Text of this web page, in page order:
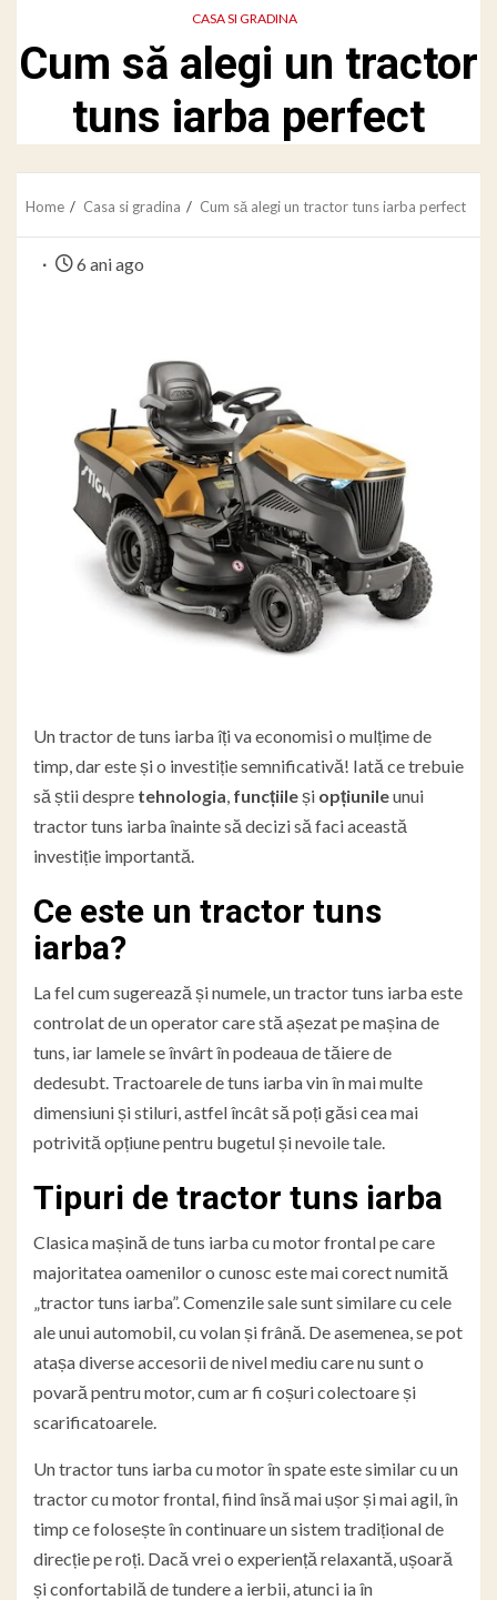
CASA SI GRADINA
Cum să alegi un tractor
tuns iarba perfect
Home Casa si gradina Cum să alegi un tractor tuns iarba perfect
6 ani ago
Un tractor de tuns iarba îți va economisi o mulțime de
timp, dar este și o investiție semnificativă! Iată ce trebuie
să știi despre tehnologia funcțiileși opțiunileunui
tractor tuns iarba înainte să decizi să faci această
investiție importantă.
Ce este un tractor tuns
iarba?
La fel cum sugerează și numele, un tractor tuns iarba este
controlat de un operator care stă așezat pe mașina de
tuns, iar lamele se învârt în podeaua de tăiere de
dedesubt. Tractoarele de tuns iarba vin în mai multe
dimensiuni și stiluri, astfel încât să poți găsi cea mai
potrivită opțiune pentru bugetul și nevoile tale.
Tipuri de tractor tuns iarba
Clasica mașină de tuns iarba cu motor frontal pe care
majoritatea oamenilor o cunosc este mai corect numită
„tractor tuns iarba”. Comenzile sale sunt similare cu cele
ale unui automobil, cu volan și frână. De asemenea, se pot
atașa diverse accesorii de nivel mediu care nu sunt o
povară pentru motor, cum ar fi coșuri colectoare și
scarificatoarele.
Un tractor tuns iarba cu motor în spate este similar cu un
tractor cu motor frontal, fiind însă mai ușor și mai agil, în
timp ce folosește în continuare un sistem tradițional de
direcție pe roți. Dacă vrei o experiență relaxantă, ușoară
și confortabilă de tundere a ierbii, atunci ia în